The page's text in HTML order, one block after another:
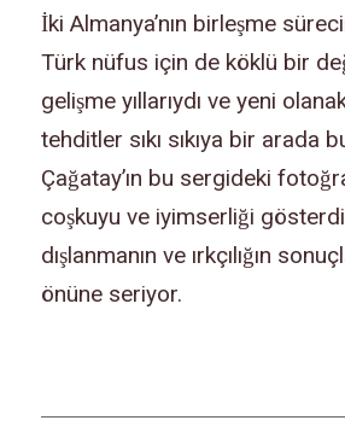
İki Almanya’nın birleşme
Türk nüfus için de köklü bir
gelişme yıllarıydı ve yeni
tehditler sıkı sıkıya bir arada
Çağatay’ın bu sergideki
coşkuyu ve iyimserliği
dışlanmanın ve ırkçılığın
önüne seriyor.